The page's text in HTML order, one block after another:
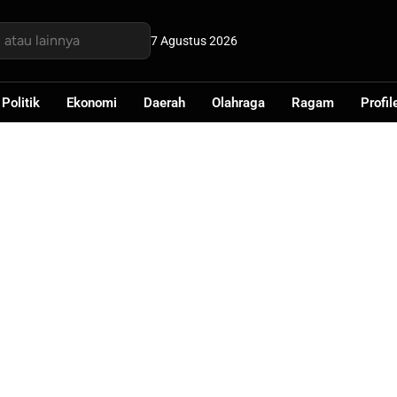
7 Agustus 2026
Politik Ekonomi Daerah Olahraga Ragam